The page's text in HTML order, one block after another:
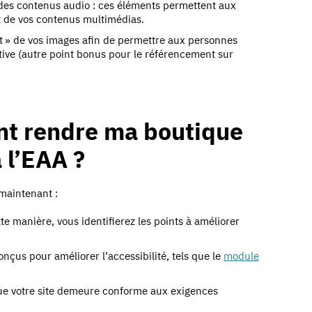
contenus audio : ces éléments permettent aux
vos contenus multimédias.
de vos images afin de permettre aux personnes
(autre point bonus pour le référencement sur
rendre ma boutique
?
:
manière, vous identifierez les points à améliorer
pour améliorer l’accessibilité, tels que le module
votre site demeure conforme aux exigences